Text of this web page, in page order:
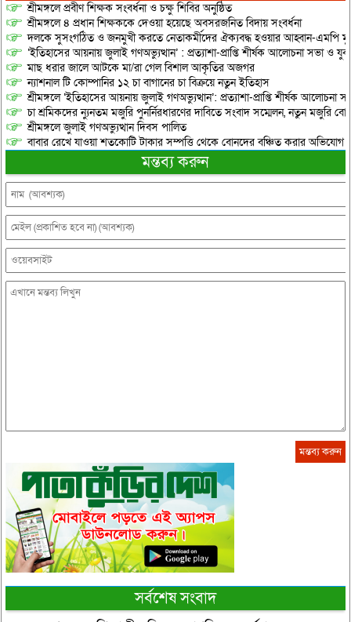
শ্রীমঙ্গলে প্রবীণ শিক্ষক সংবর্ধনা ও চক্ষু শিবির অনুষ্ঠিত
শ্রীমঙ্গলে ৪ প্রধান শিক্ষককে দেওয়া হয়েছে অবসরজনিত বিদায় সংবর্ধনা
দলকে সুসংগঠিত ও জনমুখী করতে নেতাকর্মীদের ঐক্যবদ্ধ হওয়ার আহ্বান-এমপি
‘ইতিহাসের আয়নায় জুলাই গণঅভ্যুত্থান’ : প্রত্যাশা-প্রাপ্তি শীর্ষক আলোচনা সভা ও
মাছ ধরার জালে আটকে মা/রা গেল বিশাল আকৃতির অজগর
ন্যাশনাল টি কোম্পানির ১২ চা বাগানের চা বিক্রয়ে নতুন ইতিহাস
শ্রীমঙ্গলে ‘ইতিহাসের আয়নায় জুলাই গণঅভ্যুত্থান’: প্রত্যাশা-প্রাপ্তি শীর্ষক আলোচনা
চা শ্রমিকদের ন্যুনতম মজুরি পুনর্নিরধারণের দাবিতে সংবাদ সম্মেলন, নতুন মজুরি
শ্রীমঙ্গলে জুলাই গণঅভ্যুত্থান দিবস পালিত
বাবার রেখে যাওয়া শতকোটি টাকার সম্পত্তি থেকে বোনদের বঞ্চিত করার অভিযোগ
মন্তব্য করুন
সর্বশেষ সংবাদ